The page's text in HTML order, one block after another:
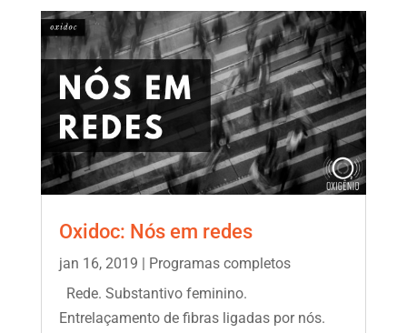
Oxidoc: Nós em redes
jan 16, 2019 | Programas completos
Rede. Substantivo feminino.
Entrelaçamento de fibras ligadas por nós.